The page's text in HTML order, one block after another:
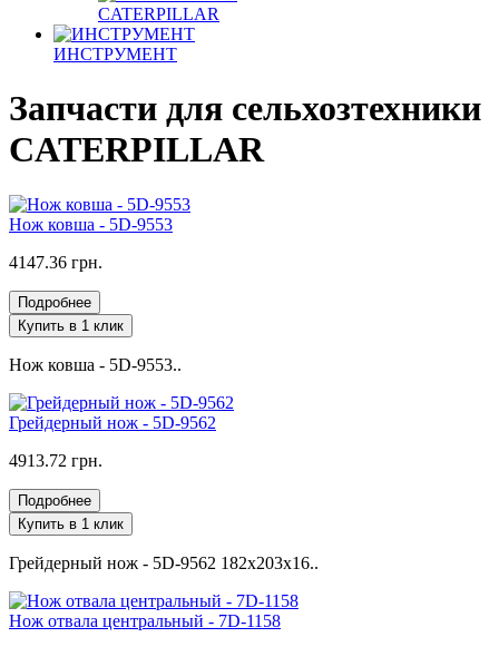
CATERPILLAR
ИНСТРУМЕНТ
Запчасти для сельхозтехники
CATERPILLAR
Нож ковша - 5D-9553
4147.36 грн.
Подробнее
Купить в 1 клик
Нож ковша - 5D-9553..
Грейдерный нож - 5D-9562
4913.72 грн.
Подробнее
Купить в 1 клик
Грейдерный нож - 5D-9562 182x203x16..
Нож отвала центральный - 7D-1158